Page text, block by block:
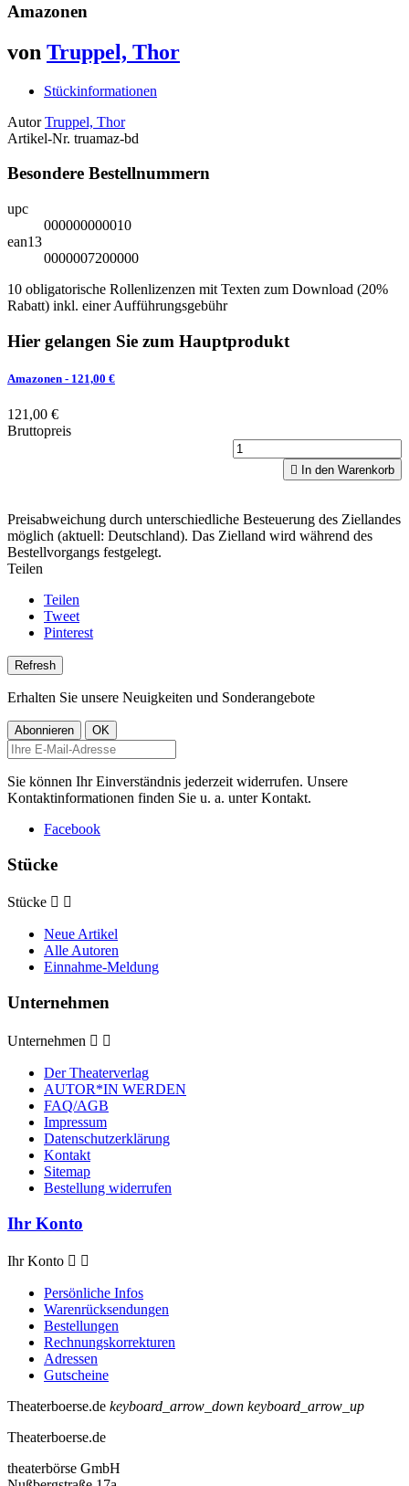
Amazonen
von Truppel, Thor
Stückinformationen
Autor Truppel, Thor
Artikel-Nr. truamaz-bd
Besondere Bestellnummern
upc
000000000010
ean13
0000007200000
10 obligatorische Rollenlizenzen mit Texten zum Download (20%
Rabatt) inkl. einer Aufführungsgebühr
Hier gelangen Sie zum Hauptprodukt
Amazonen - 121,00 €
121,00 €
Bruttopreis
 In den Warenkorb
Preisabweichung durch unterschiedliche Besteuerung des Ziellandes
möglich (aktuell: Deutschland). Das Zielland wird während des
Bestellvorgangs festgelegt.
Teilen
Teilen
Tweet
Pinterest
Erhalten Sie unsere Neuigkeiten und Sonderangebote
Sie können Ihr Einverständnis jederzeit widerrufen. Unsere
Kontaktinformationen finden Sie u. a. unter Kontakt.
Facebook
Stücke
Stücke  
Neue Artikel
Alle Autoren
Einnahme-Meldung
Unternehmen
Unternehmen  
Der Theaterverlag
AUTOR*IN WERDEN
FAQ/AGB
Impressum
Datenschutzerklärung
Kontakt
Sitemap
Bestellung widerrufen
Ihr Konto
Ihr Konto  
Persönliche Infos
Warenrücksendungen
Bestellungen
Rechnungskorrekturen
Adressen
Gutscheine
Theaterboerse.de keyboard_arrow_down keyboard_arrow_up
Theaterboerse.de
theaterbörse GmbH